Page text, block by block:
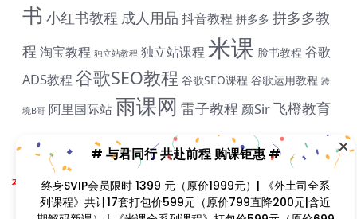
书 小红书教程 成人用品 抖音教程 拼多多 拼多多教
程 淘宝教程 独立站教程 独立站课程米课 脸书教程 谷歌
ADS教程谷歌SEO教程 谷歌SEO课程 谷歌运用教程 跨
境B哥 阿里国际站雨课网 雷子教程 颜Sir飞橙教育
Copyright © 2023
本站支持课程资源互换，优质课程资源互换请联系微信在线客服：zkcw598 (备
注：课程互换)
闽ICP备2022077749号
# 与君同行 共赴前程 购课钜惠 #
终身SVIP会员限时 1399 元（原价1999元）| 《外土司全系
列课程》共计17套打包价599元（原价799直降200元|含
近期解码新课） | 《米课全系列课程》打包价599元（原价
699直降100元|含近期解码新课） | 《帮课大学全系列课
程》打包价599元（原价799直降200元|含近期解码新
课） | 《卡思学范全系列教程》打包价499元（原价799直
降300元|含近期解码新课 | 凡单次购买课程原价超过300
元，享受原价7折购课钜惠！！